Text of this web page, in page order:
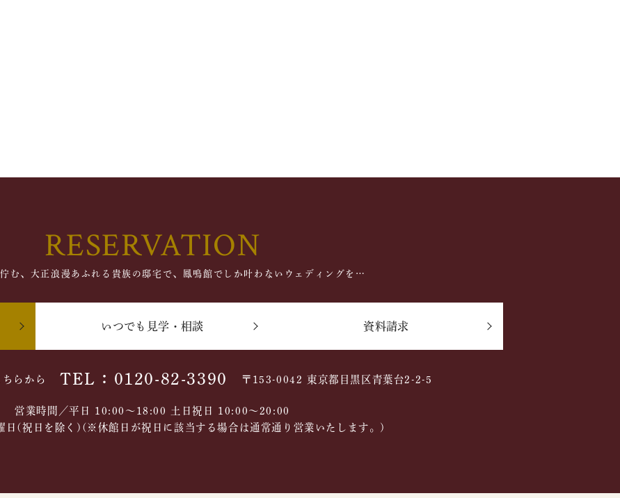
RESERVATION
む、大正浪漫あふれる貴族の邸宅で、鳳鳴館でしか叶わないウェディングを…
いつでも見学・相談 資料請求
らから TEL：0120-82-3390 〒153-0042 東京都目黒区青葉台2-2-5
営業時間／平日 10:00～18:00 土日祝日 10:00〜20:00
日(祝日を除く)(※休館日が祝日に該当する場合は通常通り営業いたします。)